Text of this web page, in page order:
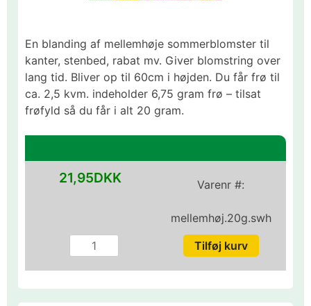
En blanding af mellemhøje sommerblomster til
kanter, stenbed, rabat mv. Giver blomstring over
lang tid. Bliver op til 60cm i højden. Du får frø til
ca. 2,5 kvm. indeholder 6,75 gram frø – tilsat
frøfyld så du får i alt 20 gram.
Varenr #:
mellemhøj.20g.swh
21,95DKK